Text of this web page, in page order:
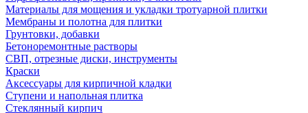
Материалы для мощения и укладки тротуарной плитки
Мембраны и полотна для плитки
Грунтовки, добавки
Бетоноремонтные растворы
СВП, отрезные диски, инструменты
Краски
Аксессуары для кирпичной кладки
Ступени и напольная плитка
Cтеклянный кирпич